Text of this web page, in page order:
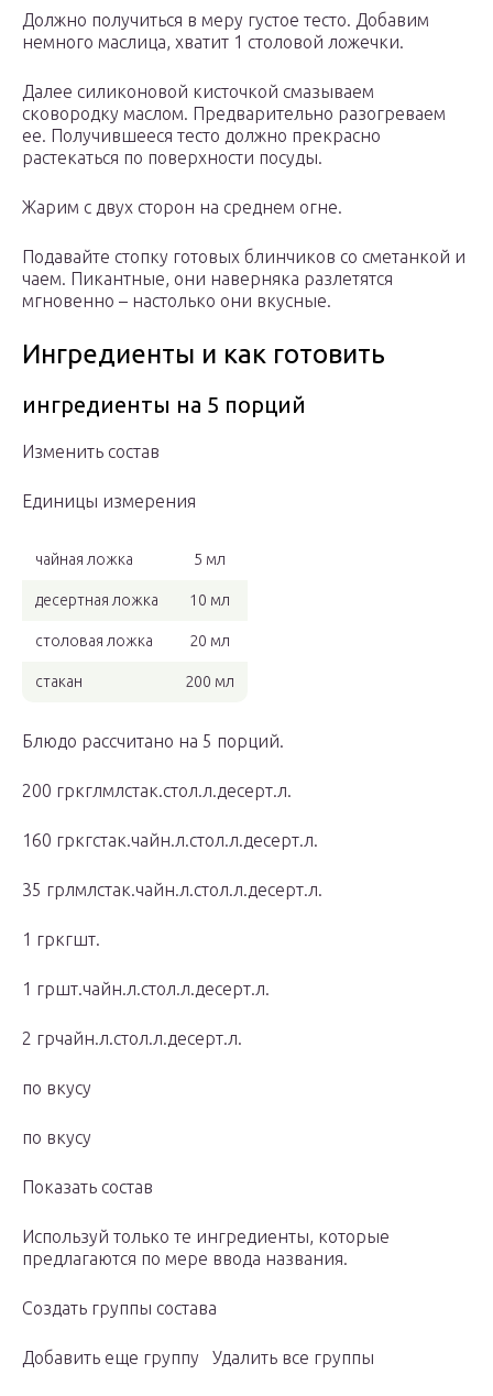
Должно получиться в меру густое тесто. Добавим
немного маслица, хватит 1 столовой ложечки.
Далее силиконовой кисточкой смазываем
сковородку маслом. Предварительно разогреваем
ее. Получившееся тесто должно прекрасно
растекаться по поверхности посуды.
Жарим с двух сторон на среднем огне.
Подавайте стопку готовых блинчиков со сметанкой и
чаем. Пикантные, они наверняка разлетятся
мгновенно – настолько они вкусные.
Ингредиенты и как готовить
ингредиенты на 5 порций
Изменить состав
Единицы измерения
чайная ложка 5 мл
десертная ложка 10 мл
столовая ложка 20 мл
стакан 200 мл
Блюдо рассчитано на 5 порций.
200 гркглмлстак.стол.л.десерт.л.
160 гркгстак.чайн.л.стол.л.десерт.л.
35 грлмлстак.чайн.л.стол.л.десерт.л.
1 гркгшт.
1 гршт.чайн.л.стол.л.десерт.л.
2 грчайн.л.стол.л.десерт.л.
по вкусу
по вкусу
Показать состав
Используй только те ингредиенты, которые
предлагаются по мере ввода названия.
Создать группы состава
Добавить еще группу Удалить все группы